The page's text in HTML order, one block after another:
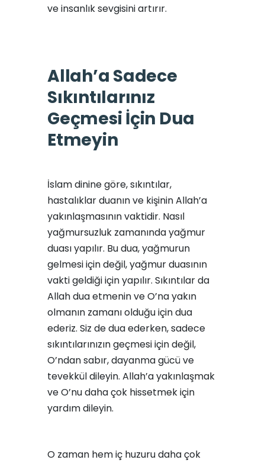
ve insanlık sevgisini artırır.
Allah’a Sadece
Sıkıntılarınız
Geçmesi İçin Dua
Etmeyin
İslam dinine göre, sıkıntılar,
hastalıklar duanın ve kişinin Allah’a
yakınlaşmasının vaktidir. Nasıl
yağmursuzluk zamanında yağmur
duası yapılır. Bu dua, yağmurun
gelmesi için değil, yağmur duasının
vakti geldiği için yapılır. Sıkıntılar da
Allah dua etmenin ve O’na yakın
olmanın zamanı olduğu için dua
ederiz. Siz de dua ederken, sadece
sıkıntılarınızın geçmesi için değil,
O’ndan sabır, dayanma gücü ve
tevekkül dileyin. Allah’a yakınlaşmak
ve O’nu daha çok hissetmek için
yardım dileyin.
O zaman hem iç huzuru daha çok